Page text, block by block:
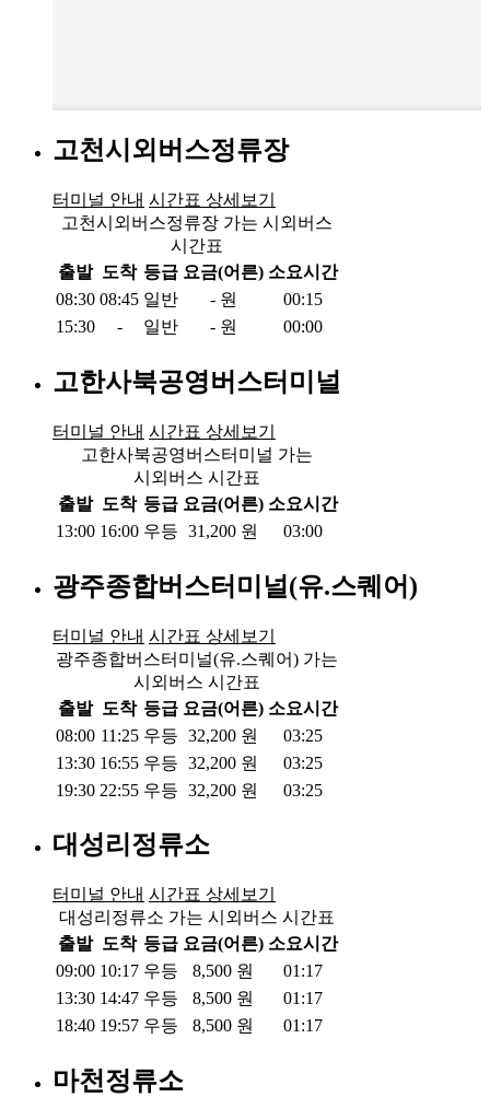
고천시외버스정류장
터미널 안내 시간표 상세보기
고천시외버스정류장 가는 시외버스
시간표
출발 도착 등급 요금(어른) 소요시간
08:30 08:45 일반 - 원
00:15
15:30
- 일반 - 원 00:00
고한사북공영버스터미널
터미널 안내 시간표 상세보기
고한사북공영버스터미널 가는
시외버스 시간표
출발 도착 등급 요금(어른) 소요시간
13:00 16:00 우등 31,200 원 03:00
광주종합버스터미널(유.스퀘어)
터미널 안내 시간표 상세보기
광주종합버스터미널(유.스퀘어) 가는
시외버스 시간표
출발 도착 등급 요금(어른) 소요시간
08:00 11:25 우등 32,200 원
03:25
13:30 16:55 우등 32,200 원
03:25
19:30 22:55 우등 32,200 원 03:25
대성리정류소
터미널 안내 시간표 상세보기
대성리정류소 가는 시외버스 시간표
출발 도착 등급 요금(어른) 소요시간
09:00 10:17 우등 8,500 원
01:17
13:30 14:47 우등 8,500 원
01:17
18:40 19:57 우등 8,500 원 01:17
마천정류소